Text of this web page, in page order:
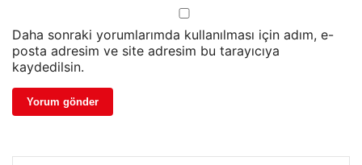
Daha sonraki yorumlarımda kullanılması için adım, e-
posta adresim ve site adresim bu tarayıcıya
kaydedilsin.